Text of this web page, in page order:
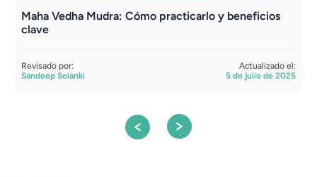
Maha Vedha Mudra: Cómo practicarlo y beneficios
clave
Revisado por:
Sandeep Solanki
Actualizado el:
5 de julio de 2025